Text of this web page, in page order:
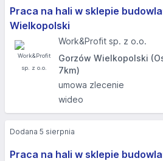
Praca na hali w sklepie
Wielkopolski
Work&Profit sp. z o.o.
Gorzów Wielkopolski
7km)
umowa zlecenie
wideo
Praca na hali w sklepie
Dodana 5 sierpnia